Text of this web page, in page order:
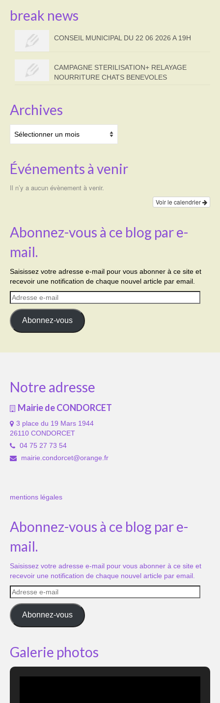
break news
CONSEIL MUNICIPAL DU 22 06 2026 A 19H
CAMPAGNE STERILISATION+ RELAYAGE
NOURRITURE CHATS BENEVOLES
Archives
Événements à venir
Il n’y a aucun évènement à venir.
Voir le calendrier
Abonnez-vous à ce blog par e-
mail.
Saisissez votre adresse e-mail pour vous abonner à ce site et
recevoir une notification de chaque nouvel article par email.
Adresse
e-
mail
Abonnez-vous
Notre adresse
Mairie de CONDORCET
3 place du 19 Mars 1944
26110 CONDORCET
04 75 27 73 54
mairie.condorcet@orange.fr
mentions légales
Abonnez-vous à ce blog par e-
mail.
Saisissez votre adresse e-mail pour vous abonner à ce site et
recevoir une notification de chaque nouvel article par email.
Adresse
e-
mail
Abonnez-vous
Galerie photos